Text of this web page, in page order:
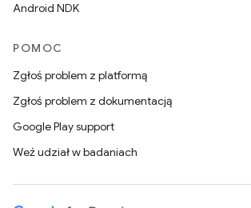
Android NDK
POMOC
Zgłoś problem z platformą
Zgłoś problem z dokumentacją
Google Play support
Weź udział w badaniach